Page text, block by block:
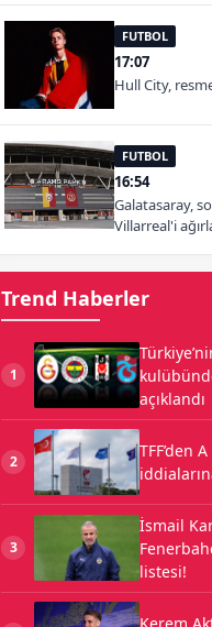
FUTBOL
17:07
Hull City,
FUTBOL
16:54
Galatasaray,
Villarreal'i
Trend Haberler
1
açıklandı
2
TFF’den
3
İsmail
listesi!
Kerem